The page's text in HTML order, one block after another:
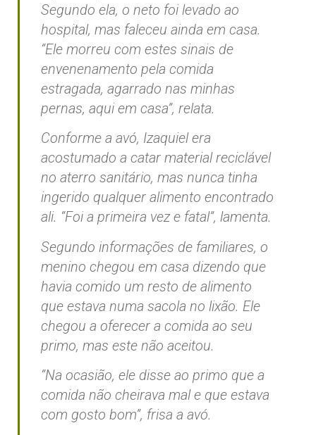
Segundo ela, o neto foi levado ao
hospital, mas faleceu ainda em casa.
“Ele morreu com estes sinais de
envenenamento pela comida
estragada, agarrado nas minhas
pernas, aqui em casa”, relata.
Conforme a avó, Izaquiel era
acostumado a catar material reciclável
no aterro sanitário, mas nunca tinha
ingerido qualquer alimento encontrado
ali. “Foi a primeira vez e fatal”, lamenta.
Segundo informações de familiares, o
menino chegou em casa dizendo que
havia comido um resto de alimento
que estava numa sacola no lixão. Ele
chegou a oferecer a comida ao seu
primo, mas este não aceitou.
“Na ocasião, ele disse ao primo que a
comida não cheirava mal e que estava
com gosto bom”, frisa a avó.